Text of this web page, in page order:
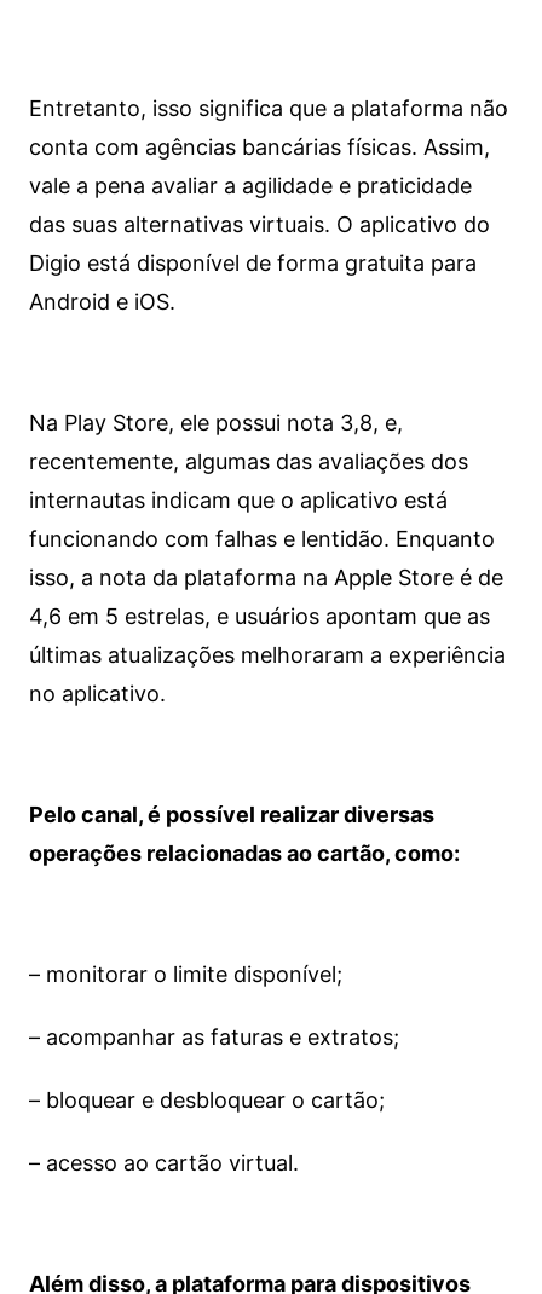
Entretanto, isso significa que a plataforma não
conta com agências bancárias físicas. Assim,
vale a pena avaliar a agilidade e praticidade
das suas alternativas virtuais. O aplicativo do
Digio está disponível de forma gratuita para
Android e iOS.
Na Play Store, ele possui nota 3,8, e,
recentemente, algumas das avaliações dos
internautas indicam que o aplicativo está
funcionando com falhas e lentidão. Enquanto
isso, a nota da plataforma na Apple Store é de
4,6 em 5 estrelas, e usuários apontam que as
últimas atualizações melhoraram a experiência
no aplicativo.
Pelo canal, é possível realizar diversas
operações relacionadas ao cartão, como:
– monitorar o limite disponível;
– acompanhar as faturas e extratos;
– bloquear e desbloquear o cartão;
– acesso ao cartão virtual.
Além disso, a plataforma para dispositivos